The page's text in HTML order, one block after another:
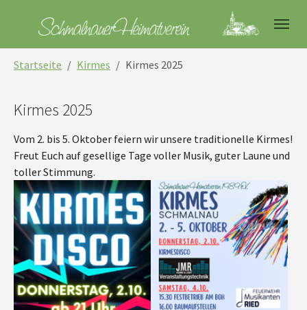
Startseite Kirmes Kirmes 2025
Show larger version for: Show larger version for:
Kirmes 2025
Vom 2. bis 5. Oktober feiern wir unsere traditionelle Kirmes!
Freut Euch auf gesellige Tage voller Musik, guter Laune und
toller Stimmung.